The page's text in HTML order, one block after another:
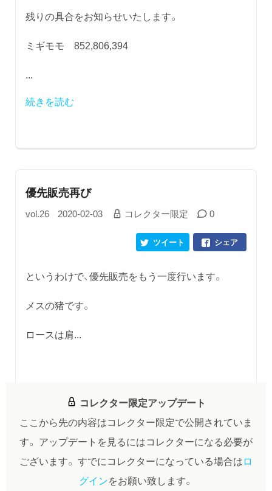
残りの具合をお知らせいたします。
ミギモモ 852,806,394
...
続きを読む
優先販売再び
vol.26 2020-02-03 コレクター限定 0
シェア
ツイート
というわけで、優先販売をもう一度行います。
メスの猪です。
ロースは肩...
コレクター限定アップデート
ここから先の内容はコレクター限定で公開されていま
す。 アップデートを見るにはコレクターになる必要が
ございます。 すでにコレクターになっている場合はロ
グインをお願い致します。